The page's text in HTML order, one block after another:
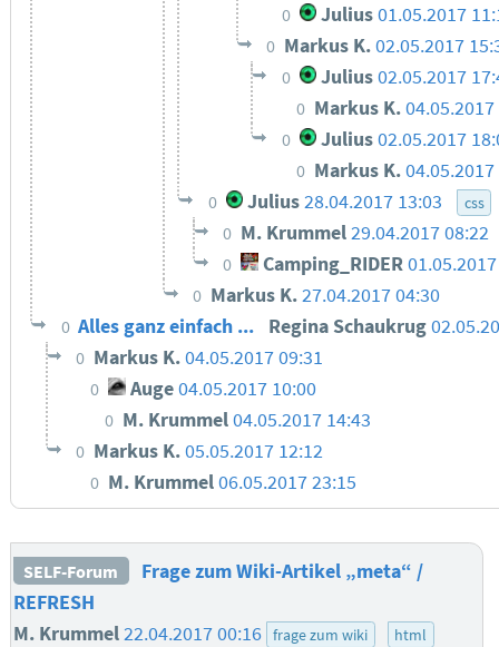
0 Julius01.05.2017
0 Markus K.02.05.2017
0 Julius02.05.2017
0 Markus K.
0 Julius02.05.2017
0 Markus K.
0 Julius28.04.2017 13:03 css
0 M. Krummel29.04.2017 08:22
0 Camping_RIDER
0 Markus K.27.04.2017 04:30
0 Alles ganz einfach ... Regina Schaukrug
0 Markus K.04.05.2017 09:31
0 Auge04.05.2017 10:00
0 M. Krummel04.05.2017 14:43
0 Markus K.05.05.2017 12:12
0 M. Krummel06.05.2017 23:15
SELF-Forum
Frage zum Wiki-Artikel „meta“ /
REFRESH
M. Krummel22.04.2017 00:16 frage zum wiki html